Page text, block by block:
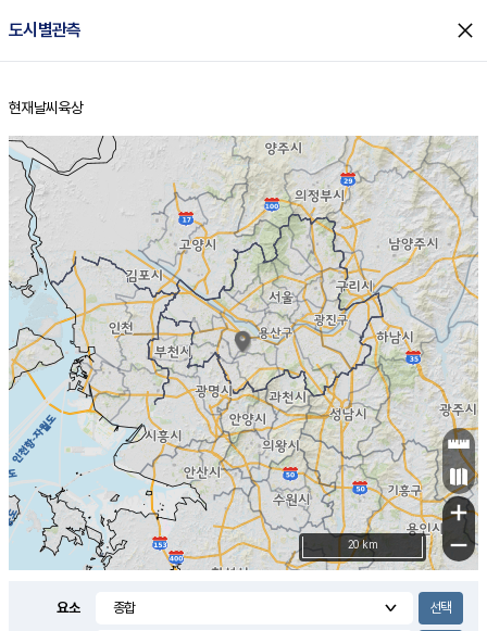
도시별관측 close
홈
현재날씨 육상
+
−
20 km
요소